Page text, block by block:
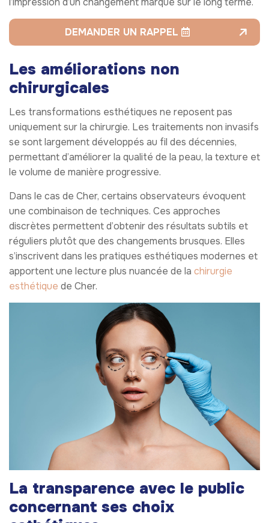
DEMANDER UN RAPPEL
Les améliorations non
chirurgicales
Les transformations esthétiques ne reposent pas
uniquement sur la chirurgie. Les traitements non invasifs
se sont largement développés au fil des décennies,
permettant d’améliorer la qualité de la peau, la texture et
le volume de manière progressive.
Dans le cas de Cher, certains observateurs évoquent
une combinaison de techniques. Ces approches
discrètes permettent d’obtenir des résultats subtils et
réguliers plutôt que des changements brusques. Elles
s’inscrivent dans les pratiques esthétiques modernes et
apportent une lecture plus nuancée de la chirurgie
esthétique de Cher.
La transparence avec le public
concernant ses choix